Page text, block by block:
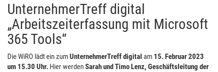
UnternehmerTreff digital
„Arbeitszeiterfassung mit Microsoft
365 Tools“
Die WiRO lädt ein zumUnternehmerTreff digital am 15. Februar 2023
um 15.30 Uhr. Hier werdenSarah und Timo Lenz, Geschäftsleitung der